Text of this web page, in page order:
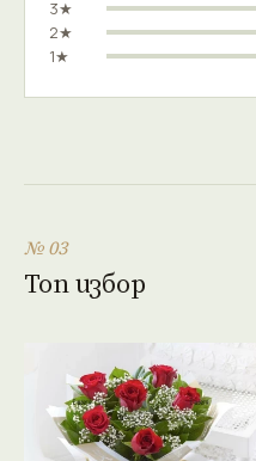
3★
2★
1★
№ 03
Топ избор